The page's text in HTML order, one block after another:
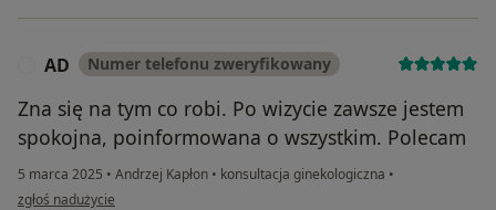
AD Numer telefonu zweryfikowany
Zna się na tym co robi. Po wizycie zawsze jestem
spokojna, poinformowana o wszystkim. Polecam
5 marca 2025 • Andrzej Kapłon • konsultacja ginekologiczna •
w opinii użytkownika AD
zgłoś nadużycie